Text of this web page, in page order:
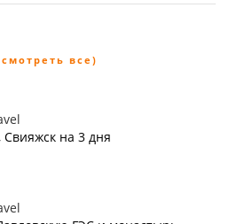
все)
Свияжск на 3 дня